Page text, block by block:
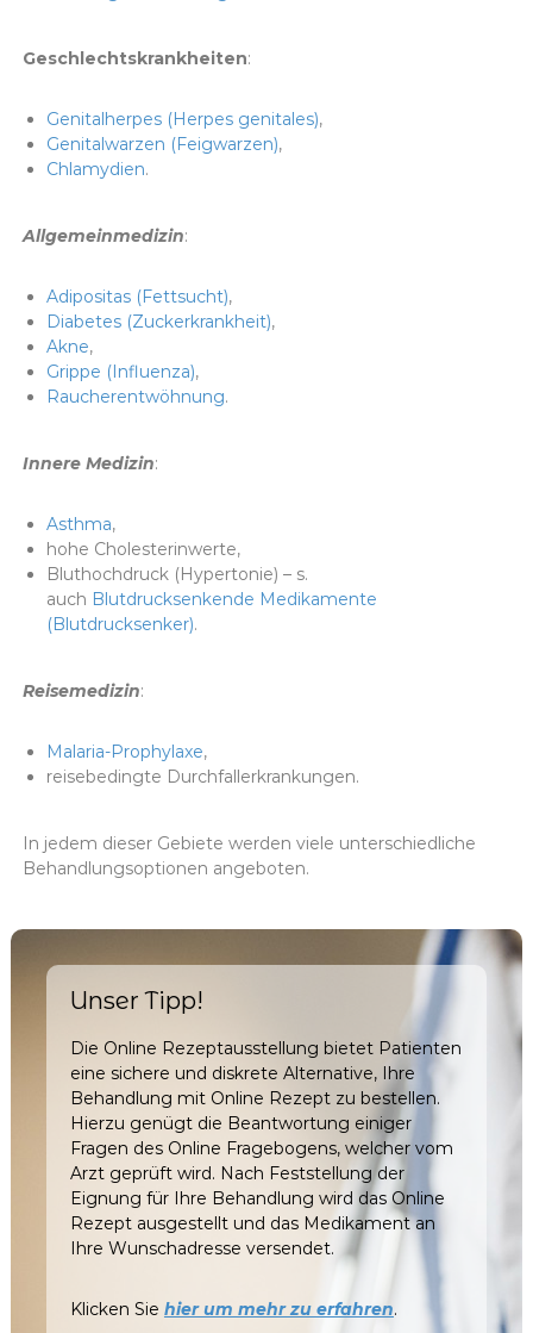
Geschlechtskrankheiten:
Genitalherpes (Herpes genitales),
Genitalwarzen (Feigwarzen),
Chlamydien.
Allgemeinmedizin:
Adipositas (Fettsucht),
Diabetes (Zuckerkrankheit),
Akne,
Grippe (Influenza),
Raucherentwöhnung.
Innere Medizin:
Asthma,
hohe Cholesterinwerte,
Bluthochdruck (Hypertonie) – s.
auch Blutdrucksenkende Medikamente
(Blutdrucksenker).
Reisemedizin:
Malaria-Prophylaxe,
reisebedingte Durchfallerkrankungen.
In jedem dieser Gebiete werden viele unterschiedliche
Behandlungsoptionen angeboten.
Unser Tipp!
Die Online Rezeptausstellung bietet Patienten
eine sichere und diskrete Alternative, Ihre
Behandlung mit Online Rezept zu bestellen.
Hierzu genügt die Beantwortung einiger
Fragen des Online Fragebogens, welcher vom
Arzt geprüft wird. Nach Feststellung der
Eignung für Ihre Behandlung wird das Online
Rezept ausgestellt und das Medikament an
Ihre Wunschadresse versendet.
Klicken Sie hier um mehr zu erfahren.